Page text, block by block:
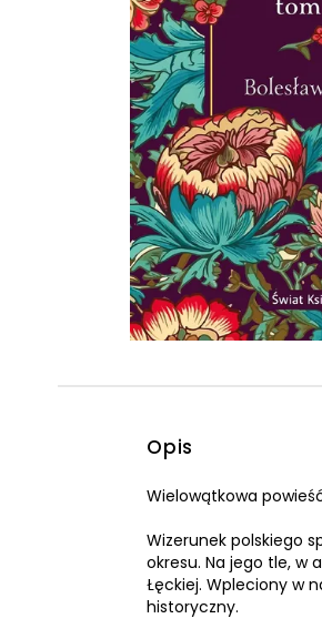
Opis
Wielowątkowa
Wizerunek polskiego
okresu. Na jego tle, w
Łęckiej. Wpleciony w
historyczny.
Powiększony kursor
Pomoc w czytaniu
Podkreślenie linków